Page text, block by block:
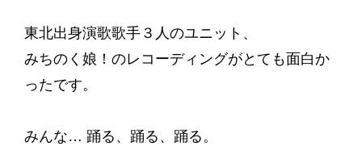
東北出身演歌歌手３人のユニット、
みちのく娘！のレコーディングがとても面白か
ったです。
みんな… 踊る、踊る、踊る。